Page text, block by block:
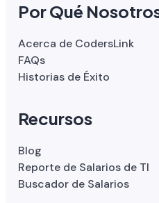
Por Qué
Acerca de CodersLink
FAQs
Historias de Éxito
Recursos
Blog
Reporte de Salarios de TI
Buscador de Salarios